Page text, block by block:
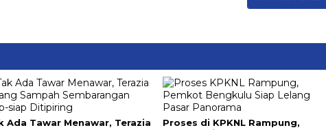
Ada Tawar Menawar, Terazia
Proses di KPKNL Rampung,